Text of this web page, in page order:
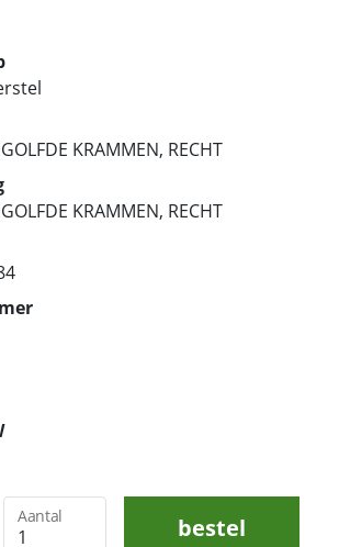
KRAMMEN, RECHT
KRAMMEN, RECHT
Aantal bestel